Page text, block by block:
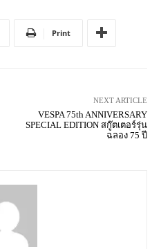
Print
NEXT ARTICLE
VESPA 75th ANNIVERSARY
SPECIAL EDITION สกู๊ตเตอร์รุ่น
ฉลอง 75 ปี